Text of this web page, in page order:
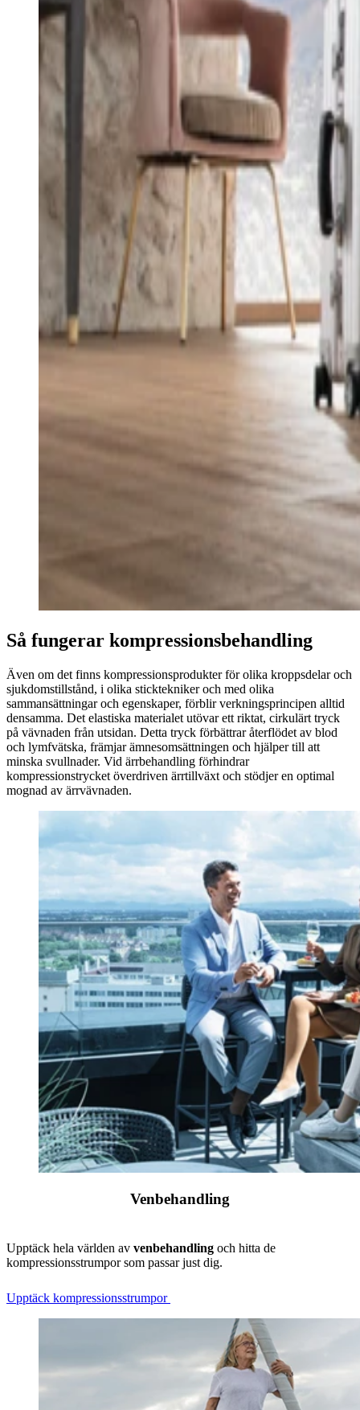
Så fungerar kompressionsbehandling
Även om det finns kompressionsprodukter för olika kroppsdelar och
sjukdomstillstånd, i olika sticktekniker och med olika
sammansättningar och egenskaper, förblir verkningsprincipen alltid
densamma. Det elastiska materialet utövar ett riktat, cirkulärt tryck
på vävnaden från utsidan. Detta tryck förbättrar återflödet av blod
och lymfvätska, främjar ämnesomsättningen och hjälper till att
minska svullnader. Vid ärrbehandling förhindrar
kompressionstrycket överdriven ärrtillväxt och stödjer en optimal
mognad av ärrvävnaden.
Venbehandling
Upptäck hela världen av venbehandling och hitta de
kompressionsstrumpor som passar just dig.
Upptäck kompressionsstrumpor